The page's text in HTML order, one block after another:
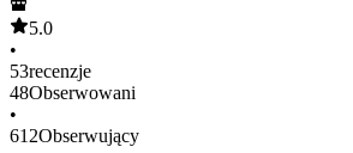
5.0
•
53recenzje
48Obserwowani
•
612Obserwujący